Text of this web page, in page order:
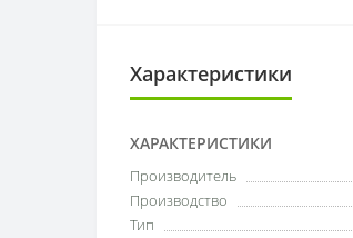
Характеристики
ХАРАКТЕРИСТИКИ
Производитель
Производство
Тип